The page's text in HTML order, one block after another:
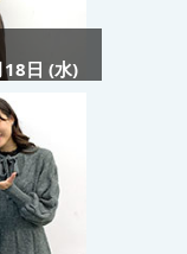
18日 (水)